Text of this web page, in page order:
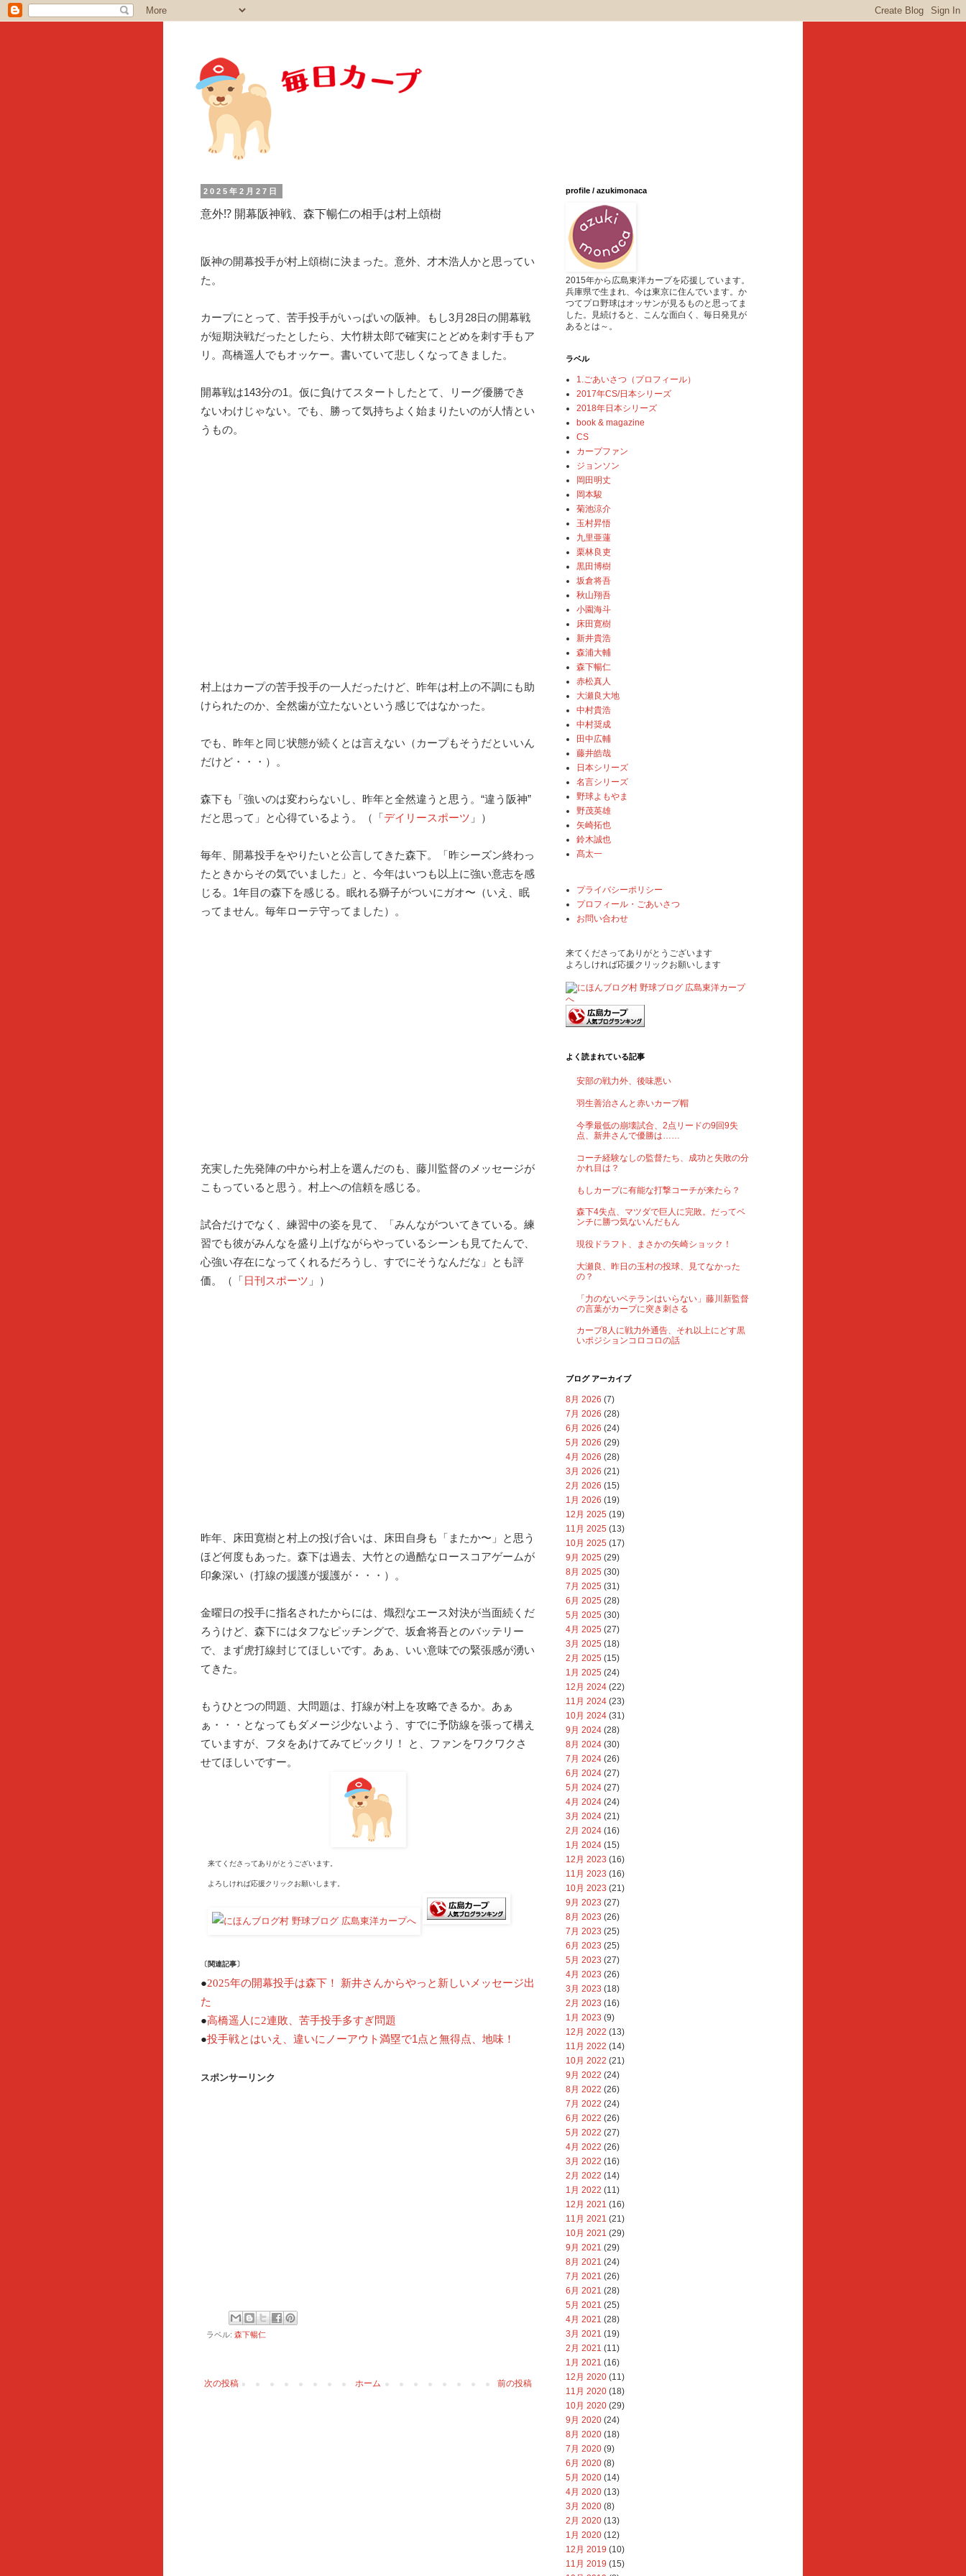
2025年2月27日
意外⁉︎ 開幕阪神戦、森下暢仁の相手は村上頌樹
阪神の開幕投手が村上頌樹に決まった。意外、才木浩人かと思ってい
た。
カープにとって、苦手投手がいっぱいの阪神。もし3月28日の開幕戦
が短期決戦だったとしたら、大竹耕太郎で確実にとどめを刺す手もア
リ。髙橋遥人でもオッケー。書いていて悲しくなってきました。
開幕戦は143分の1。仮に負けてスタートしたとて、リーグ優勝でき
ないわけじゃない。でも、勝って気持ちよく始まりたいのが人情とい
うもの。
村上はカープの苦手投手の一人だったけど、昨年は村上の不調にも助
けられたのか、全然歯が立たないという感じではなかった。
でも、昨年と同じ状態が続くとは言えない（カープもそうだといいん
だけど・・・）。
森下も「強いのは変わらないし、昨年と全然違うと思う。“違う阪神”
だと思って」と心得ているよう。（「デイリースポーツ 」）
毎年、開幕投手をやりたいと公言してきた森下。「昨シーズン終わっ
たときからその気でいました」と、今年はいつも以上に強い意志を感
じる。1年目の森下を感じる。眠れる獅子がついにガオ〜（いえ、眠
ってません。毎年ローテ守ってました）。
充実した先発陣の中から村上を選んだのも、藤川監督のメッセージが
こもっていると思う。村上への信頼を感じる。
試合だけでなく、練習中の姿を見て、「みんながついてきている。練
習でも彼がみんなを盛り上げながらやっているシーンも見てたんで、
心強い存在になってくれるだろうし、すでにそうなんだな」とも評
価。（「日刊スポーツ 」）
昨年、床田寛樹と村上の投げ合いは、床田自身も「またか〜」と思う
ほど何度もあった。森下は過去、大竹との過酷なロースコアゲームが
印象深い（打線の援護が援護が・・・）。
金曜日の投手に指名されたからには、熾烈なエース対決が当面続くだ
ろうけど、森下にはタフなピッチングで、坂倉将吾とのバッテリー
で、まず虎打線封じてほしいです。あぁ、いい意味での緊張感が湧い
てきた。
もうひとつの問題、大問題は、打線が村上を攻略できるか。あぁ
ぁ・・・となってもダメージ少ないよう、すでに予防線を張って構え
ていますが、フタをあけてみてビックリ！ と、ファンをワクワクさ
せてほしいですー。
来てくださってありがとうございます。
よろしければ応援クリックお願いします。
〔関連記事〕
●2025年の開幕投手は森下！ 新井さんからやっと新しいメッセージ出
た
●高橋遥人に2連敗、苦手投手多すぎ問題
●投手戦とはいえ、違いにノーアウト満塁で1点と無得点、地味！
スポンサーリンク
ラベル: 森下暢仁
次の投稿 前の投稿
ホーム
profile / azukimonaca
2015年から広島東洋カープを応援しています。
兵庫県で生まれ、今は東京に住んでいます。か
つてプロ野球はオッサンが見るものと思ってま
した。見続けると、こんな面白く、毎日発見が
あるとは～。
ラベル
1.ごあいさつ（プロフィール）
2017年CS/日本シリーズ
2018年日本シリーズ
book & magazine
CS
カープファン
ジョンソン
岡田明丈
岡本駿
菊池涼介
玉村昇悟
九里亜蓮
栗林良吏
黒田博樹
坂倉将吾
秋山翔吾
小園海斗
床田寛樹
新井貴浩
森浦大輔
森下暢仁
赤松真人
大瀬良大地
中村貴浩
中村奨成
田中広輔
藤井皓哉
日本シリーズ
名言シリーズ
野球よもやま
野茂英雄
矢崎拓也
鈴木誠也
髙太一
プライバシーポリシー
プロフィール・ごあいさつ
お問い合わせ
来てくださってありがとうございます
よろしければ応援クリックお願いします
よく読まれている記事
安部の戦力外、後味悪い
羽生善治さんと赤いカープ帽
今季最低の崩壊試合、2点リードの9回9失
点、新井さんで優勝は……
コーチ経験なしの監督たち、成功と失敗の分
かれ目は？
もしカープに有能な打撃コーチが来たら？
森下4失点、マツダで巨人に完敗。だってベ
ンチに勝つ気ないんだもん
現役ドラフト、まさかの矢崎ショック！
大瀬良、昨日の玉村の投球、見てなかった
の？
「力のないベテランはいらない」藤川新監督
の言葉がカープに突き刺さる
カープ8人に戦力外通告、それ以上にどす黒
いポジションコロコロの話
ブログ アーカイブ
8月 2026 (7)
7月 2026 (28)
6月 2026 (24)
5月 2026 (29)
4月 2026 (28)
3月 2026 (21)
2月 2026 (15)
1月 2026 (19)
12月 2025 (19)
11月 2025 (13)
10月 2025 (17)
9月 2025 (29)
8月 2025 (30)
7月 2025 (31)
6月 2025 (28)
5月 2025 (30)
4月 2025 (27)
3月 2025 (18)
2月 2025 (15)
1月 2025 (24)
12月 2024 (22)
11月 2024 (23)
10月 2024 (31)
9月 2024 (28)
8月 2024 (30)
7月 2024 (26)
6月 2024 (27)
5月 2024 (27)
4月 2024 (24)
3月 2024 (21)
2月 2024 (16)
1月 2024 (15)
12月 2023 (16)
11月 2023 (16)
10月 2023 (21)
9月 2023 (27)
8月 2023 (26)
7月 2023 (25)
6月 2023 (25)
5月 2023 (27)
4月 2023 (26)
3月 2023 (18)
2月 2023 (16)
1月 2023 (9)
12月 2022 (13)
11月 2022 (14)
10月 2022 (21)
9月 2022 (24)
8月 2022 (26)
7月 2022 (24)
6月 2022 (26)
5月 2022 (27)
4月 2022 (26)
3月 2022 (16)
2月 2022 (14)
1月 2022 (11)
12月 2021 (16)
11月 2021 (21)
10月 2021 (29)
9月 2021 (29)
8月 2021 (24)
7月 2021 (26)
6月 2021 (28)
5月 2021 (25)
4月 2021 (28)
3月 2021 (19)
2月 2021 (11)
1月 2021 (16)
12月 2020 (11)
11月 2020 (18)
10月 2020 (29)
9月 2020 (24)
8月 2020 (18)
7月 2020 (9)
6月 2020 (8)
5月 2020 (14)
4月 2020 (13)
3月 2020 (8)
2月 2020 (13)
1月 2020 (12)
12月 2019 (10)
11月 2019 (15)